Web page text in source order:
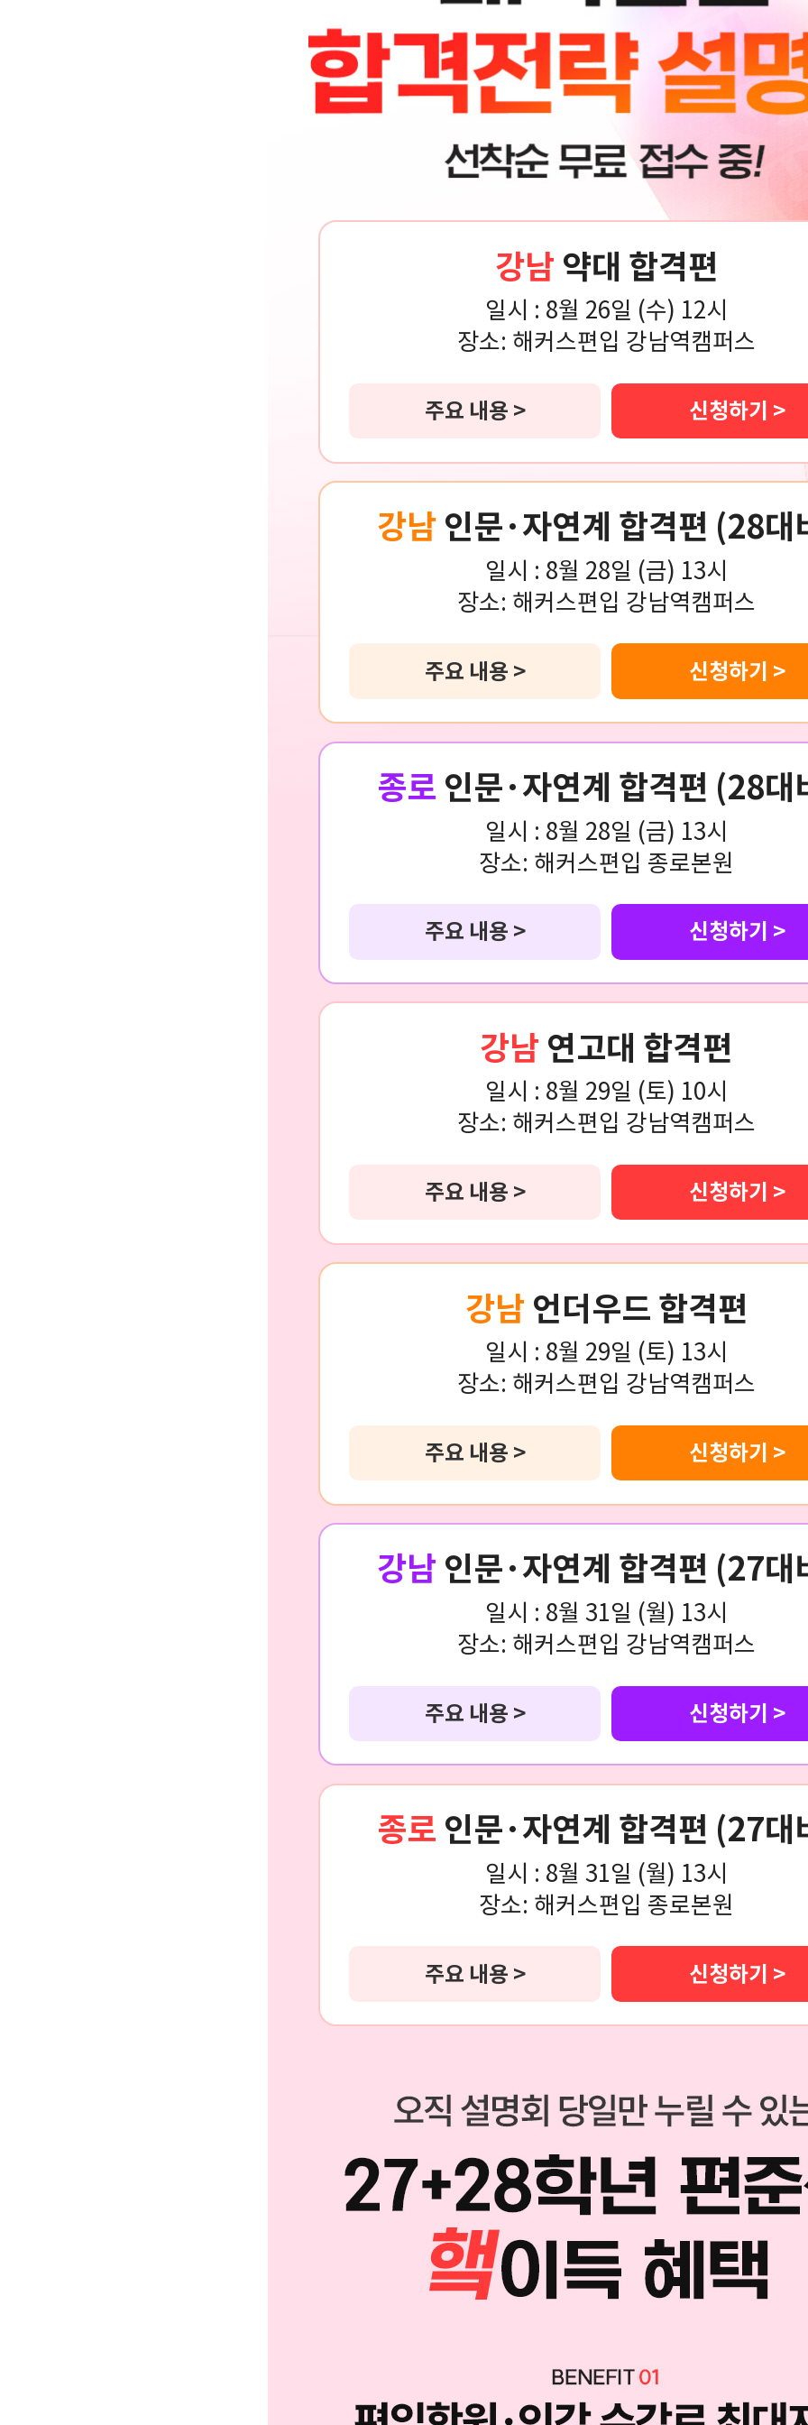
강남 약대 합격편
일시 : 8월 26일 (수) 12시
장소: 해커스편입 강남역캠퍼스
주요 내용 > 신청하기 >
강남 인문·자연계 합격편 (28대
일시 : 8월 28일 (금) 13시
장소: 해커스편입 강남역캠퍼스
주요 내용 > 신청하기 >
종로 인문·자연계 합격편 (28대
일시 : 8월 28일 (금) 13시
장소: 해커스편입 종로본원
주요 내용 > 신청하기 >
강남 연고대 합격편
일시 : 8월 29일 (토) 10시
장소: 해커스편입 강남역캠퍼스
주요 내용 > 신청하기 >
강남 언더우드 합격편
일시 : 8월 29일 (토) 13시
장소: 해커스편입 강남역캠퍼스
주요 내용 > 신청하기 >
강남 인문·자연계 합격편 (27대
일시 : 8월 31일 (월) 13시
장소: 해커스편입 강남역캠퍼스
주요 내용 > 신청하기 >
종로 인문·자연계 합격편 (27대
일시 : 8월 31일 (월) 13시
장소: 해커스편입 종로본원
주요 내용 > 신청하기 >